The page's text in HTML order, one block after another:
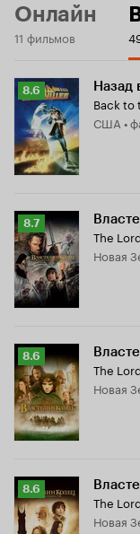
Онлайн
11 фильмов
Рейтинг
Кинопоиска
8.6
8.6 Назад
Back to
США •
Рейтинг
Кинопоиска
8.7
8.7
Новая
Рейтинг
Кинопоиска
8.6
8.6
Новая
Рейтинг
Кинопоиска
8.6
8.6
The
Новая